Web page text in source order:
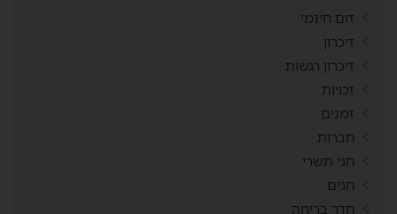
זום חינמי
זיכרון
זיכרון רגשות
זכויות
זמנים
חברות
חגי תשרי
חגים
חדר בריחה